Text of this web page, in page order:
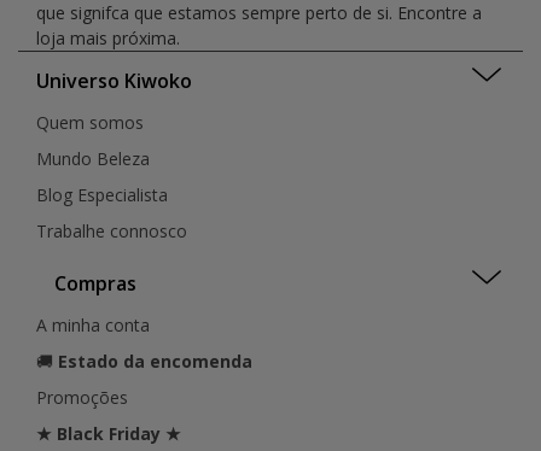
que signifca que estamos sempre perto de si. Encontre a
loja mais próxima.
Universo Kiwoko
Quem somos
Mundo Beleza
Blog Especialista
Trabalhe connosco
Compras
A minha conta
🚚 Estado da encomenda
Promoções
★ Black Friday ★